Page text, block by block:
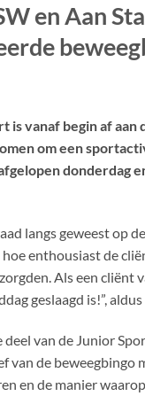
en Aan
vanaf begin af
om een
donderdag
langs geweest op
enthousiast de
Als een cliënt
geslaagd is!”,
van de Junior
de beweegbingo
en de manier